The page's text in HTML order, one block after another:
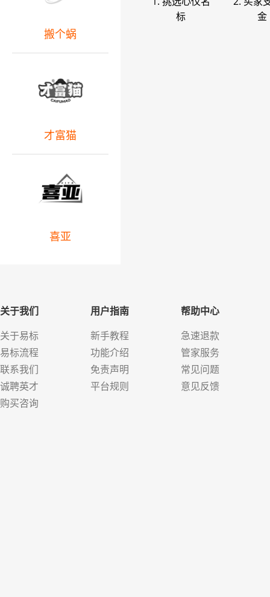
标
金
搬个蜗
才富猫
喜亚
关于我们
关于易标
易标流程
联系我们
诚聘英才
购买咨询
用户指南
新手教程
功能介绍
免责声明
平台规则
帮助中心
急速退款
管家服务
常见问题
意见反馈